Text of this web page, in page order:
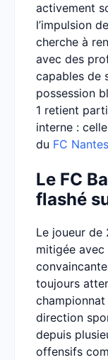
activement
l’impulsion
cherche à
avec des
capables de
possession
1 retient
interne :
du FC Nantes
Le FC
flashé
Le joueur de
mitigée avec
toujours
direction
depuis
offensifs